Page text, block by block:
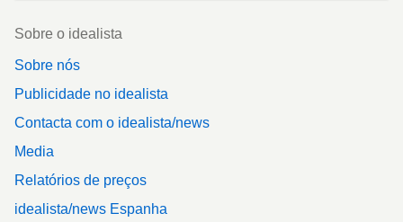
Footer
Sobre o idealista
Sobre nós
Publicidade no idealista
Contacta com o idealista/news
Media
Relatórios de preços
idealista/news Espanha